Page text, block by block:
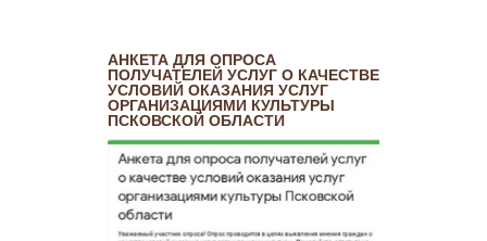
АНКЕТА ДЛЯ ОПРОСА
ПОЛУЧАТЕЛЕЙ УСЛУГ О КАЧЕСТВЕ
УСЛОВИЙ ОКАЗАНИЯ УСЛУГ
ОРГАНИЗАЦИЯМИ КУЛЬТУРЫ
ПСКОВСКОЙ ОБЛАСТИ